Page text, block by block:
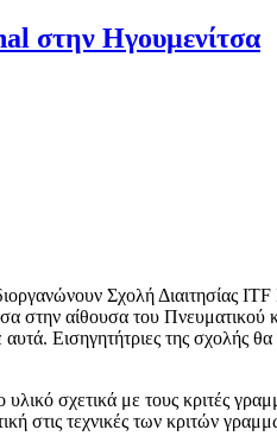
στην Ηγουμενίτσα
Σχολή Διαιτησίας
στην αίθουσα του
Εισηγητήτριες της
σχετικά με τους κριτές
στις τεχνικές των κριτών